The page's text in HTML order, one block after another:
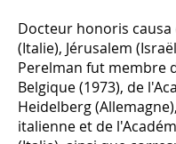
Docteur honoris
(Italie), Jérusalem
Perelman fut membre
Belgique (1973), de
Heidelberg
italienne et de